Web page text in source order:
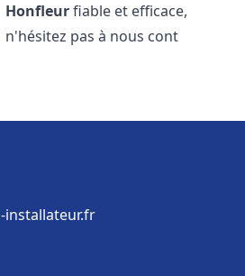
Honfleurfiable et efficace,
n'hésitez pas à nous cont
installateur.fr